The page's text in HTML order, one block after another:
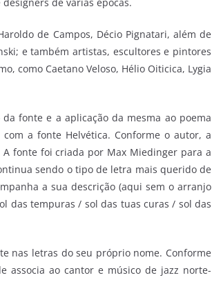
de várias épocas.
de Campos, Décio Pignatari, além de
e também artistas, escultores e pintores
como Caetano Veloso, Hélio Oiticica, Lygia
fonte e a aplicação da mesma ao poema
a fonte Helvética. Conforme o autor, a
fonte foi criada por Max Miedinger para a
sendo o tipo de letra mais querido de
a sua descrição (aqui sem o arranjo
das tempuras / sol das tuas curas / sol das
nas letras do seu próprio nome. Conforme
associa ao cantor e músico de jazz norte-